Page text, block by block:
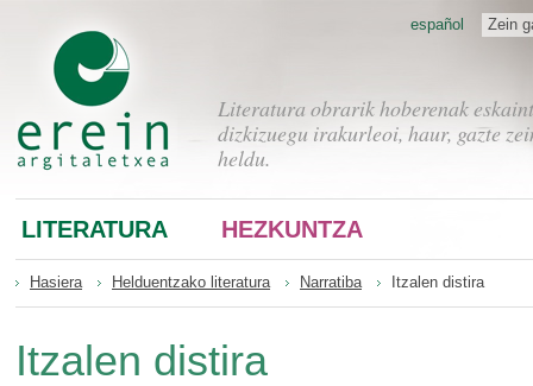
Literatura obrarik hoberenak
dizkizuegu irakurleoi, haur, gazte
heldu.
Zein
español
LITERATURA HEZKUNTZA
Hasiera Helduentzako literatura Narratiba Itzalen distira
Itzalen distira